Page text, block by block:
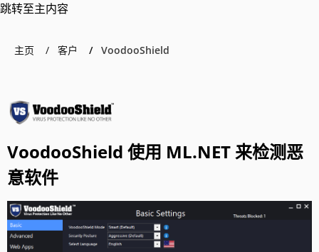
跳转至主内容
主页 客户 VoodooShield
VoodooShield 使用 ML.NET 来检测恶
意软件